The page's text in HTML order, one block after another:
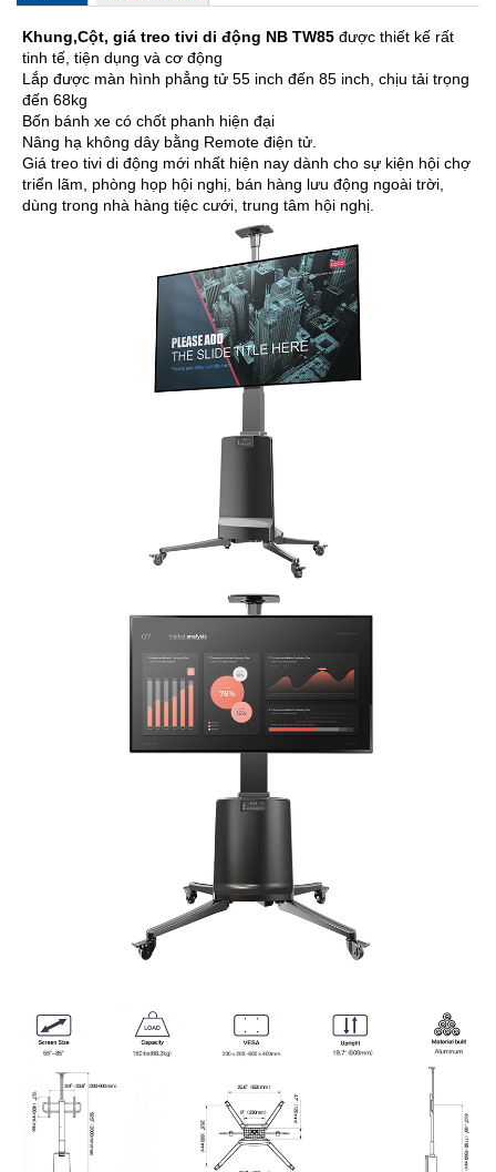
động)
Khung,Cột, giá treo tivi di động NB TW85 được thiết kế rất
tinh tế, tiện dụng và cơ động
Lắp được màn hình phẳng tử 55 inch đến 85 inch, chịu tải trọng
đến 68kg
Bốn bánh xe có chốt phanh hiện đại
Nâng hạ không dây bằng Remote điện tử.
Giá treo tivi di động mới nhất hiện nay dành cho sự kiện hội chợ
triển lãm, phòng họp hội nghị, bán hàng lưu động ngoài trời,
dùng trong nhà hàng tiệc cưới, trung tâm hội nghị.